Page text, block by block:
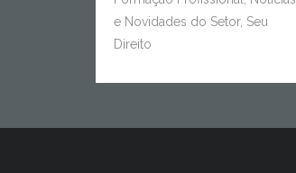
e Novidades do Setor, Seu
Direito